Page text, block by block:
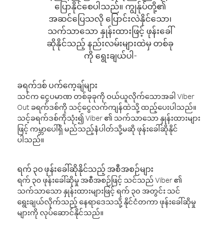
ပြောနိုင်စေပါသည်။ ကျွန်ုပ်တို့၏
အဆင်ပြေသလို ပြောင်းလဲနိုင်သော၊
သက်သာသော နှုန်းထားဖြင့် ဖုန်းခေါ်
ဆိုနိုင်သည့် နည်းလမ်းများထဲမှ တစ်ခု
ကို ရွေးချယ်ပါ-
ခရက်ဒစ် ပက်ကေ့ချ်များ
သင်က ငွေပမာဏ တစ်ခုခုကို ဝယ်ယူလိုက်သောအခါ Viber
Out ခရက်ဒစ်ကို သင့်ငွေလက်ကျန်ထဲသို့ ထည့်ပေးပါသည်။
သင့်ခရက်ဒစ်ကိုသုံး၍ Viber ၏ သက်သာသော နှုန်းထားများ
ဖြင့် ကမ္ဘာပေါ်ရှိ မည်သည့်နံပါတ်သို့မဆို ဖုန်းခေါ်ဆိုနိုင်
ပါသည်။
ရက် ၃၀ ဖုန်းခေါ်ဆိုနိုင်သည့် အစီအစဉ်များ
ရက် ၃၀ ဖုန်းခေါ်ဆိုမှု အစီအစဉ်ဖြင့် သင်သည် Viber ၏
သက်သာသော နှုန်းထားများဖြင့် ရက် ၃၀ အတွင်း သင်
ရွေးချယ်လိုက်သည့် နေရာဒေသသို့ နိုင်ငံတကာ ဖုန်းခေါ်ဆိုမှု
များကို လုပ်ဆောင်နိုင်သည်။